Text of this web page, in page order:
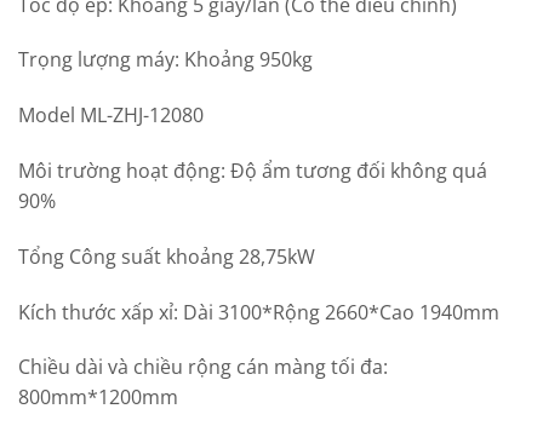
Trọng lượng máy: Khoảng 950kg
Model ML-ZHJ-12080
Môi trường hoạt động: Độ ẩm tương đối không quá
90%
Tổng Công suất khoảng 28,75kW
Kích thước xấp xỉ: Dài 3100*Rộng 2660*Cao 1940mm
Chiều dài và chiều rộng cán màng tối đa:
800mm*1200mm